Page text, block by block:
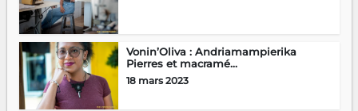
Vonin’Oliva : Andriamampierika
Pierres et macramé...
18 mars 2023